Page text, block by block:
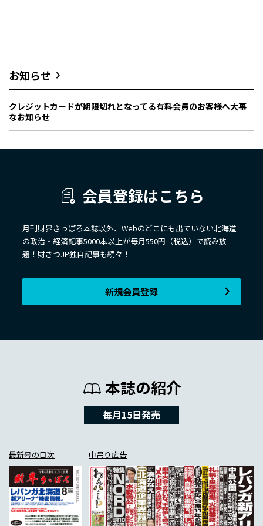
お知らせ
クレジットカードが期限切れとなってる有料会員のお客様へ大事
なお知らせ
会員登録はこちら
月刊財界さっぽろ本誌以外、Webのどこにも出ていない北海道
の政治・経済記事5000本以上が毎月550円（税込）で読み放
題！財さつJP独自記事も続々！
新規会員登録
本誌の紹介
毎月15日発売
最新号の目次 中吊り広告